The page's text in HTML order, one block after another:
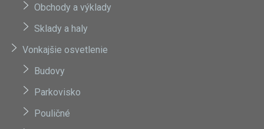
Obchody a výklady
Sklady a haly
Vonkajšie osvetlenie
Budovy
Parkovisko
Pouličné